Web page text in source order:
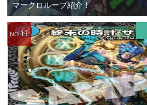
マークロループ紹介！
NO.11